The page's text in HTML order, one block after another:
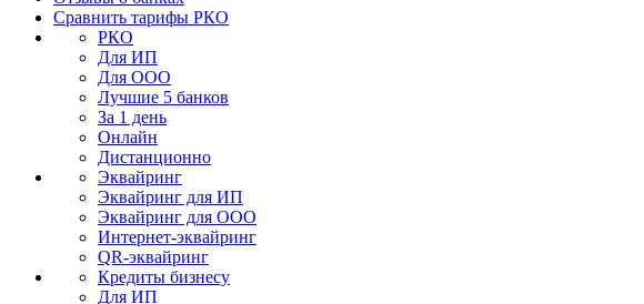
Сравнить тарифы РКО
РКО
Для ИП
Для ООО
Лучшие 5 банков
За 1 день
Онлайн
Дистанционно
Эквайринг
Эквайринг для ИП
Эквайринг для ООО
Интернет-эквайринг
QR-эквайринг
Кредиты бизнесу
Для ИП